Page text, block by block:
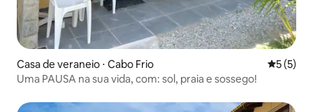
Casa de veraneio ⋅ Cabo Frio 5 de
5 (5)
Uma PAUSA na sua vida, com: sol, praia e sossego!